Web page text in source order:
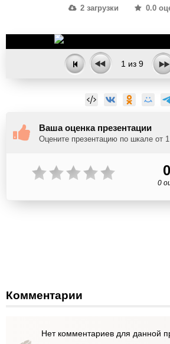
2 загрузки 0.0
1 из 9
Ваша оценка презентации
Оцените презентацию по шкале от
0
Комментарии
Нет комментариев для данной